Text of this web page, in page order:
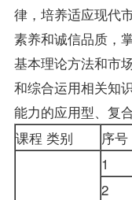
律，培养适应现代
素养和诚信品质，
基本理论方法和市
和综合运用相关知
能力的应用型、复
课程 类别
序号
1
2